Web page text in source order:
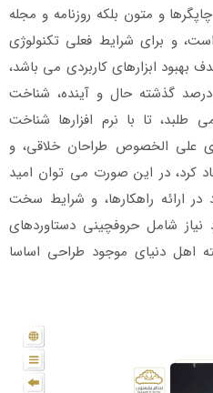
و متون بلکه روزنامه و مجله
و برای شرایط فعلی تکنولوژی
بهبود ابزارهای کاربردی می باشد،
گذشته حال و آینده، شناخت
تا با نرم افزارها شناخت
ای علی الخصوص طراحان خلاقی، و
کرد، در این صورت می توان امید
ارائه راهکارها، و شرایط سخت
شامل حروفچینی دستاوردهای
اهل دنیای موجود طراحی اساسا